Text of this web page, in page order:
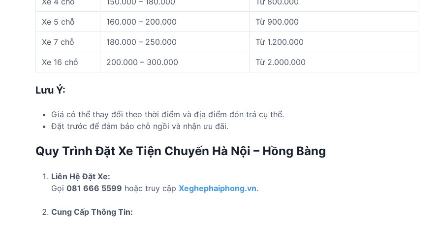
Xe 5 chỗ 160.000 – 200.000 Từ 900.000
Xe 7 chỗ 180.000 – 250.000 Từ 1.200.000
Xe 16 chỗ 200.000 – 300.000 Từ 2.000.000
Lưu Ý:
Giá có thể thay đổi theo thời điểm và địa điểm đón trả cụ thể.
Đặt trước để đảm bảo chỗ ngồi và nhận ưu đãi.
Quy Trình Đặt Xe Tiện Chuyến Hà Nội – Hồng Bàng
Liên Hệ Đặt Xe:
Gọi 081 666 5599 hoặc truy cập Xeghephaiphong.vn.
Cung Cấp Thông Tin: